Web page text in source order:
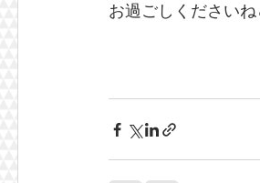
お過ごしくださいね